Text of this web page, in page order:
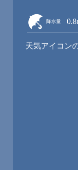
降水量
天気アイコン